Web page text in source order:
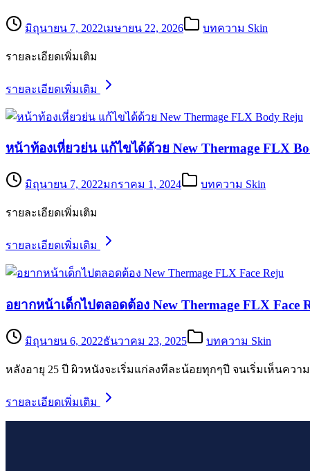
มิถุนายน 7, 2022เมษายน 22, 2026 บทความ Skin
รายละเอียดเพิ่มเติม
รายละเอียดเพิ่มเติม
หน้าท้องเหี่ยวย่น แก้ไขได้ด้วย New Thermage FLX
มิถุนายน 7, 2022มกราคม 1, 2024 บทความ Skin
รายละเอียดเพิ่มเติม
รายละเอียดเพิ่มเติม
อยากหน้าเด็กไปตลอดต้อง New Thermage FLX Face
มิถุนายน 6, 2022ธันวาคม 23, 2025 บทความ Skin
หลังอายุ 25 ปี ผิวหนังจะเริ่มแก่ลงทีละน้อยทุกๆปี จนเริ่มเห็นคว
รายละเอียดเพิ่มเติม